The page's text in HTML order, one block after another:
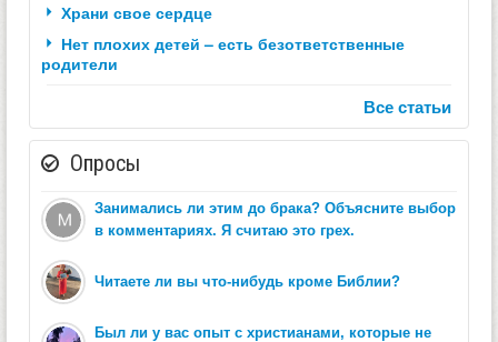
Храни свое сердце
Нет плохих детей – есть безответственные
родители
Все статьи
Опросы
Занимались ли этим до брака? Объясните выбор
в комментариях. Я считаю это грех.
Читаете ли вы что-нибудь кроме Библии?
Был ли у вас опыт с христианами, которые не